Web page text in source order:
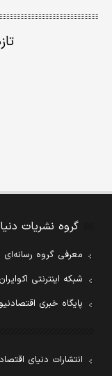
گروه نشریات
معرفی گروه رسانه‌ای
شبکه اینترنتی اکوایران
پایگاه خبری
انتشارات دنیای اقتصاد